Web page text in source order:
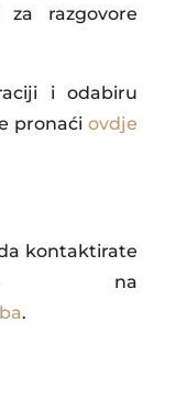
razgovore
i odabiru
pronaćiovdje
kontaktirate
na
.